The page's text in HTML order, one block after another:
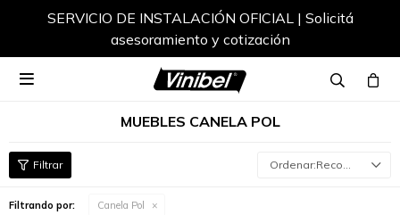
SERVICIO DE INSTALACIÓN OFICIAL | Solicitá
asesoramiento y cotización

MUEBLES CANELA POL
Recomendados
Filtrando por: Canela Pol